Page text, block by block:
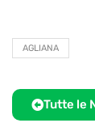
AGLIANA
Tutte le